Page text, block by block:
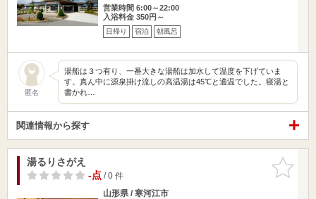
営業時間 6:00～22:00
入浴料金 350円～
日帰り 宿泊 朝風呂
匿名
湯船は３つ有り、一番大きな湯船は加水して温度を下げていま
す。真ん中に源泉掛け流しの高温湯は45℃と適温でした。寝湯と
書かれ…
関連情報から探す
お気に入
りに追加
湯るりさがえ
-点/ 0 件
山形県 / 寒河江市